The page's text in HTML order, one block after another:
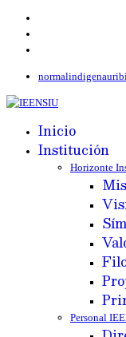
Inicio
Institución
Horizonte
Personal